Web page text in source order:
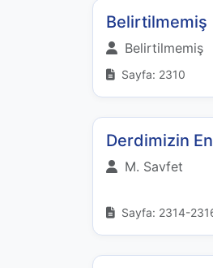
Belirtilmemiş
Belirtilmemiş
Sayfa: 2310
Derdimizin
M. Savfet
Sayfa: 2314-